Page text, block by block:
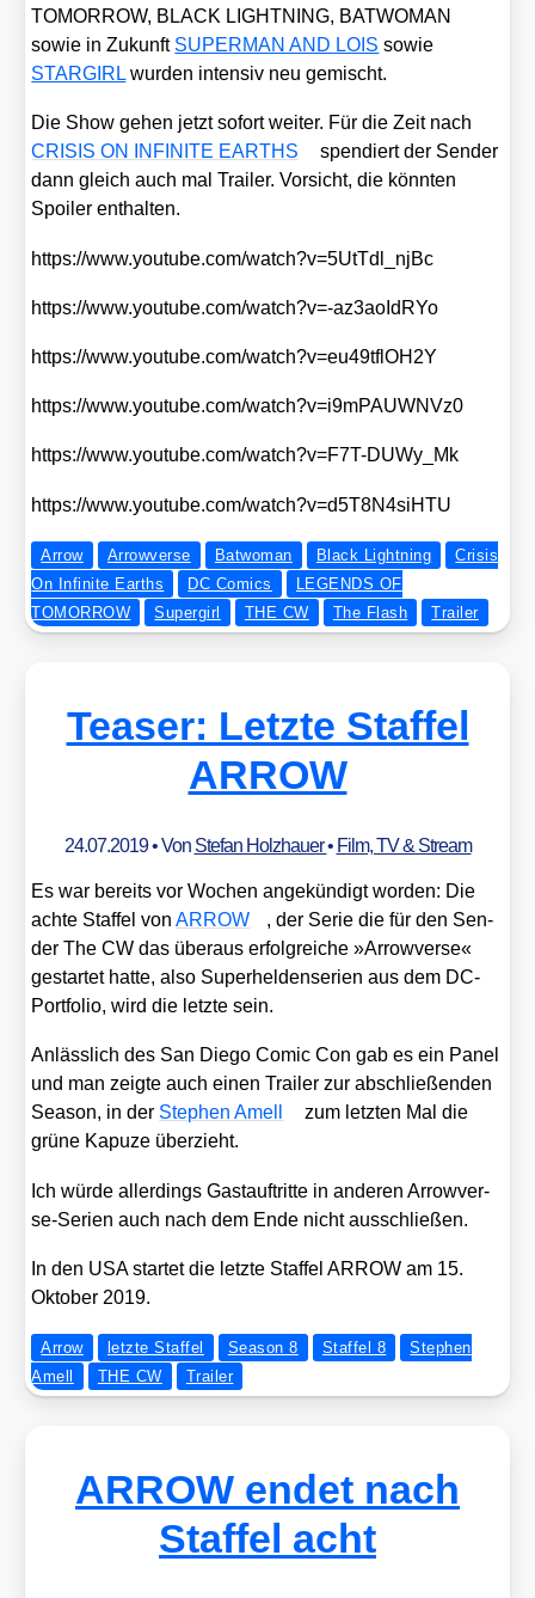
TOMORROW, BLACK LIGHTNING, BATWOMAN
sowie in Zukunft SUPERMAN AND LOIS sowie
STARGIRL wur­den inten­siv neu gemischt.
Die Show gehen jetzt sofort wei­ter. Für die Zeit nach
CRISIS ON INFINITE EARTHS
spen­diert der Sen­der
dann gleich auch mal Trai­ler. Vor­sicht, die könn­ten
Spoi­ler ent­hal­ten.
https://​www​.you​tube​.com/​w​a​t​c​h​?​v​=​5​U​t​T​d​l​_​n​jBc
https://​www​.you​tube​.com/​w​a​t​c​h​?​v​=​-​a​z​3​a​o​I​d​RYo
https://​www​.you​tube​.com/​w​a​t​c​h​?​v​=​e​u​4​9​t​f​l​O​H2Y
https://​www​.you​tube​.com/​w​a​t​c​h​?​v​=​i​9​m​P​A​U​W​N​Vz0
https://​www​.you​tube​.com/​w​a​t​c​h​?​v​=​F​7​T​-​D​U​W​y​_Mk
https://​www​.you​tube​.com/​w​a​t​c​h​?​v​=​d​5​T​8​N​4​s​i​HTU
Arrow Arrowverse Batwoman Black Lightning
Crisis
On Infinite Earths
DC Comics
LEGENDS OF
TOMORROW
Supergirl THE CW The Flash Trailer
Teaser: Letzte Staffel
ARROW
24.07.2019• Von Stefan Holzhauer• Film, TV & Stream
Es war bereits vor Wochen ange­kün­digt wor­den: Die
ach­te Staf­fel vonARROW
, der Serie die für den Sen­
der The CW das über­aus erfolg­rei­che »Arro­w­ver­se«
gestar­tet hat­te, also Super­hel­den­se­ri­en aus dem DC-
Port­fo­lio, wird die letz­te sein.
Anläss­lich des San Die­go Comic Con gab es ein Panel
und man zeig­te auch einen Trai­ler zur abschlie­ßen­den
Sea­son, in der Ste­phen Amell
zum letz­ten Mal die
grü­ne Kapu­ze über­zieht.
Ich wür­de aller­dings Gast­auf­trit­te in ande­ren Arro­w­ver­
se-Seri­en auch nach dem Ende nicht aus­schlie­ßen.
In den USA star­tet die letz­te Staf­fel ARROW am 15.
Okto­ber 2019.
Arrow letzte Staffel Season 8 Staffel 8
Stephen
Amell
THE CW Trailer
ARROW endet nach
Staffel acht